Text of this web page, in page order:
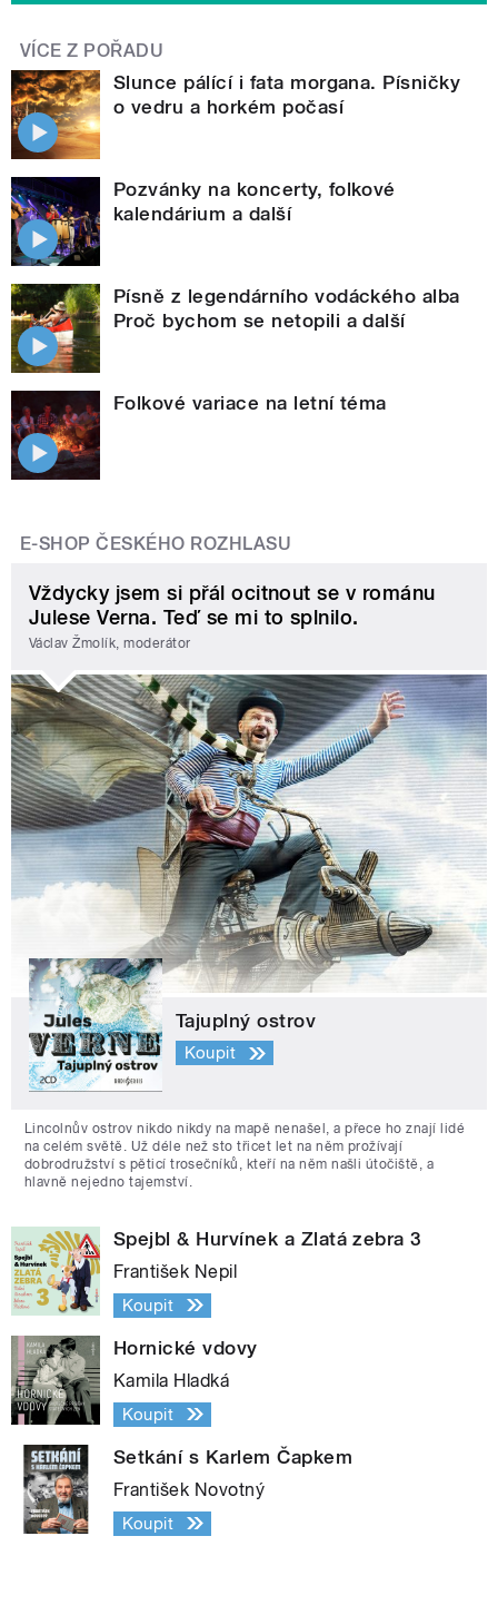
VÍCE Z POŘADU
Slunce pálící i fata morgana. Písničky
o vedru a horkém počasí
Pozvánky na koncerty, folkové
kalendárium a další
Písně z legendárního vodáckého alba
Proč bychom se netopili a další
Folkové variace na letní téma
E-SHOP ČESKÉHO ROZHLASU
Vždycky jsem si přál ocitnout se v románu
Julese Verna. Teď se mi to splnilo.
Václav Žmolík, moderátor
Tajuplný ostrov
Koupit
Lincolnův ostrov nikdo nikdy na mapě nenašel, a přece ho znají lidé
na celém světě. Už déle než sto třicet let na něm prožívají
dobrodružství s pěticí trosečníků, kteří na něm našli útočiště, a
hlavně nejedno tajemství.
Spejbl & Hurvínek a Zlatá zebra 3
František Nepil
Koupit
Hornické vdovy
Kamila Hladká
Koupit
Setkání s Karlem Čapkem
František Novotný
Koupit